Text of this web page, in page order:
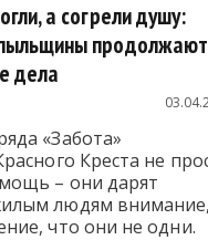
а согрели душу:
продолжают
дела
«Забота»
Креста не
– они дарят
людям внимание,
что они не одни.